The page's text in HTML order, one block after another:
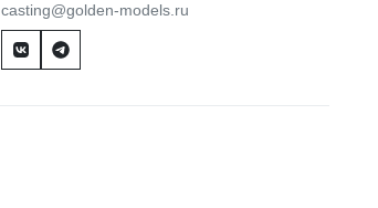
casting@golden-models.ru